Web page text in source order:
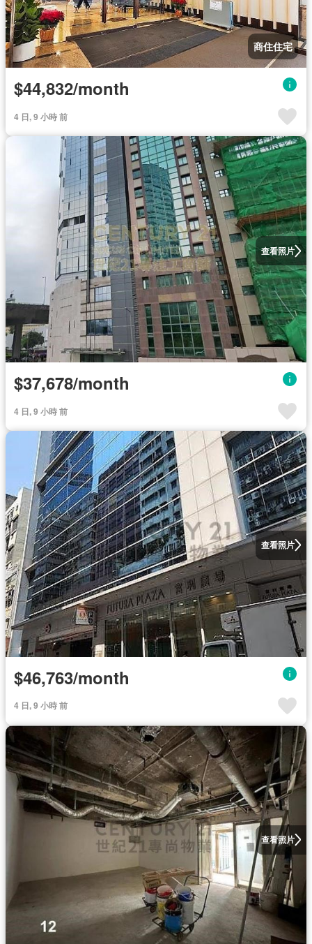
商住住宅
$44,832/month
4 日, 9 小時 前
查看照片
$37,678/month
4 日, 9 小時 前
查看照片
$46,763/month
4 日, 9 小時 前
查看照片